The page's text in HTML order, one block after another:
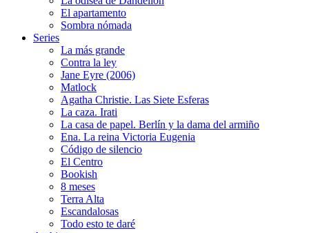
El apartamento
Sombra nómada
Series
La más grande
Contra la ley
Jane Eyre (2006)
Matlock
Agatha Christie. Las Siete Esferas
La caza. Irati
La casa de papel. Berlín y la dama del armiño
Ena. La reina Victoria Eugenia
Código de silencio
El Centro
Bookish
8 meses
Terra Alta
Escandalosas
Todo esto te daré